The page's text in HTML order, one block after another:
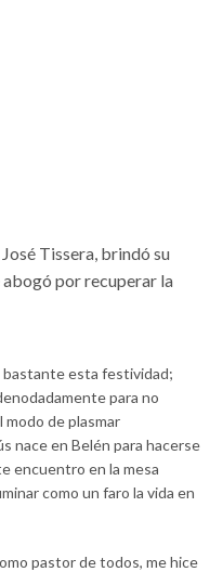
Tissera, brindó su
abogó por recuperar la
bastante esta festividad;
para no
modo de plasmar
nace en Belén para hacerse
encuentro en la mesa
como un faro la vida en
pastor de todos, me hice